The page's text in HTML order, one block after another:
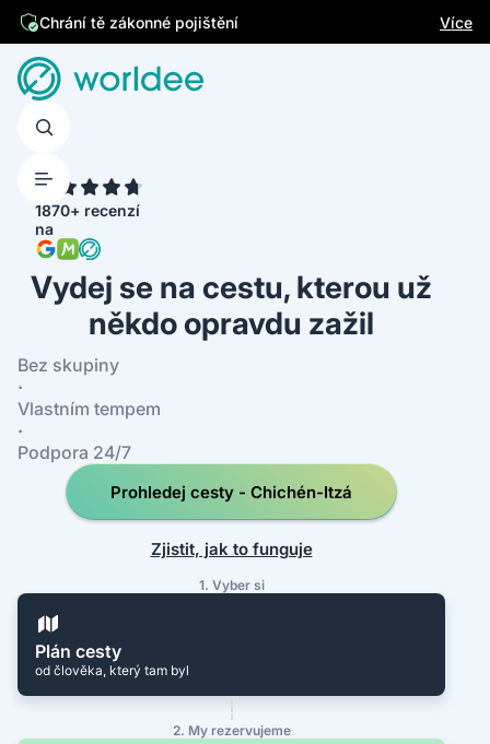
Chrání tě zákonné pojištění
Více
1870+ recenzí
na
Vydej se na cestu, kterou už
někdo opravdu zažil
Bez skupiny
·
Vlastním tempem
·
Podpora 24/7
Prohledej cesty - Chichén-Itzá
Zjistit, jak to funguje
1. Vyber si
Plán cesty
od člověka, který tam byl
2. My rezervujeme